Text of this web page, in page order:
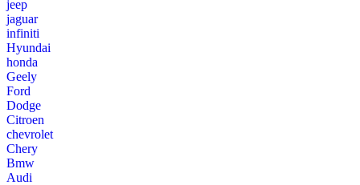
jeep
jaguar
infiniti
Hyundai
honda
Geely
Ford
Dodge
Citroen
chevrolet
Chery
Bmw
Audi